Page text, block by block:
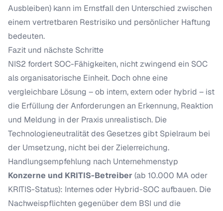
Ausbleiben) kann im Ernstfall den Unterschied zwischen
einem vertretbaren Restrisiko und persönlicher Haftung
bedeuten.
Fazit und nächste Schritte
NIS2 fordert SOC-Fähigkeiten, nicht zwingend ein SOC
als organisatorische Einheit. Doch ohne eine
vergleichbare Lösung – ob intern, extern oder hybrid – ist
die Erfüllung der Anforderungen an Erkennung, Reaktion
und Meldung in der Praxis unrealistisch. Die
Technologieneutralität des Gesetzes gibt Spielraum bei
der Umsetzung, nicht bei der Zielerreichung.
Handlungsempfehlung nach Unternehmenstyp
Konzerne und KRITIS-Betreiber(ab 10.000 MA oder
KRITIS-Status): Internes oder Hybrid-SOC aufbauen. Die
Nachweispflichten gegenüber dem BSI und die